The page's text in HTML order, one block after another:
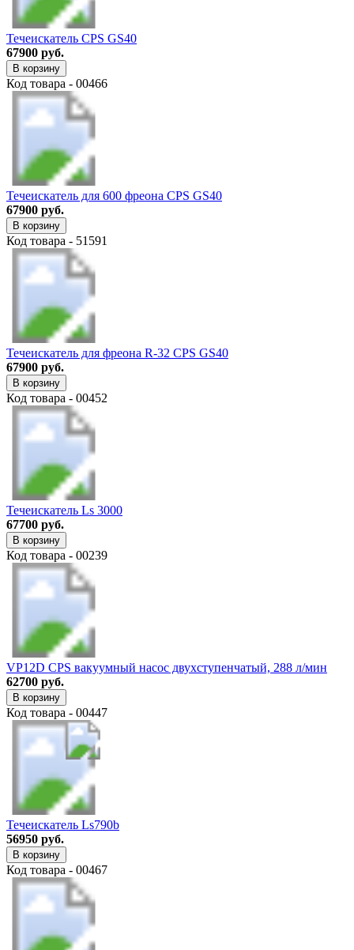
Течеискатель CPS GS40
67900 руб.
В корзину
Код товара - 00466
Течеискатель для 600 фреона CPS GS40
67900 руб.
В корзину
Код товара - 51591
Течеискатель для фреона R-32 CPS GS40
67900 руб.
В корзину
Код товара - 00452
Течеискатель Ls 3000
67700 руб.
В корзину
Код товара - 00239
VP12D CPS вакуумный насос двухступенчатый, 288 л/мин
62700 руб.
В корзину
Код товара - 00447
Течеискатель Ls790b
56950 руб.
В корзину
Код товара - 00467